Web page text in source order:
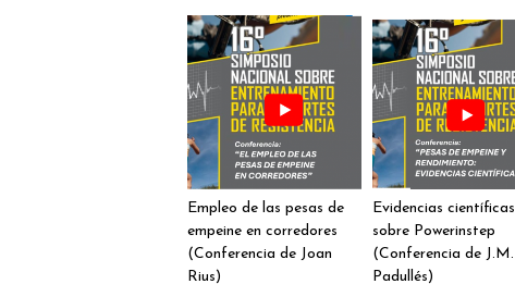
Empleo de las pesas de
empeine en corredores
(Conferencia de Joan
Rius)
Evidencias científicas
sobre Powerinstep
(Conferencia de J.M.
Padullés)